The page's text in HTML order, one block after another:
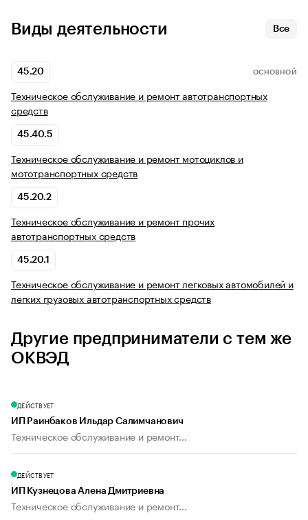
Виды деятельности Все
45.20 ОСНОВНОЙ
Техническое обслуживание и ремонт автотранспортных
средств
45.40.5
Техническое обслуживание и ремонт мотоциклов и
мототранспортных средств
45.20.2
Техническое обслуживание и ремонт прочих
автотранспортных средств
45.20.1
Техническое обслуживание и ремонт легковых автомобилей и
легких грузовых автотранспортных средств
Другие предприниматели с тем же
ОКВЭД
ДЕЙСТВУЕТ
ИП Раинбаков Ильдар Салимчанович
Техническое обслуживание и ремонт...
ДЕЙСТВУЕТ
ИП Кузнецова Алена Дмитриевна
Техническое обслуживание и ремонт...